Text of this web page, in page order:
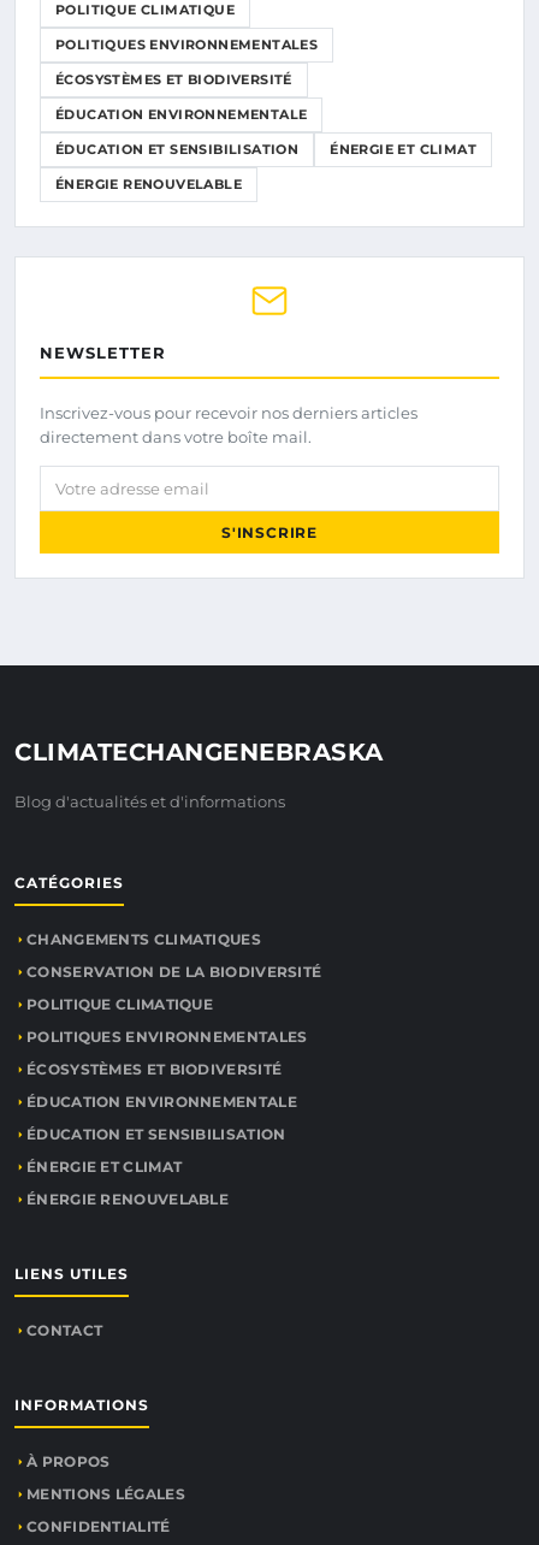
POLITIQUE CLIMATIQUE
POLITIQUES ENVIRONNEMENTALES
ÉCOSYSTÈMES ET BIODIVERSITÉ
ÉDUCATION ENVIRONNEMENTALE
ÉDUCATION ET SENSIBILISATION ÉNERGIE ET CLIMAT
ÉNERGIE RENOUVELABLE
NEWSLETTER
Inscrivez-vous pour recevoir nos derniers articles
directement dans votre boîte mail.
Votre adresse email
S'INSCRIRE
CLIMATECHANGENEBRASKA
Blog d'actualités et d'informations
CATÉGORIES
CHANGEMENTS CLIMATIQUES
CONSERVATION DE LA BIODIVERSITÉ
POLITIQUE CLIMATIQUE
POLITIQUES ENVIRONNEMENTALES
ÉCOSYSTÈMES ET BIODIVERSITÉ
ÉDUCATION ENVIRONNEMENTALE
ÉDUCATION ET SENSIBILISATION
ÉNERGIE ET CLIMAT
ÉNERGIE RENOUVELABLE
LIENS UTILES
CONTACT
INFORMATIONS
À PROPOS
MENTIONS LÉGALES
CONFIDENTIALITÉ